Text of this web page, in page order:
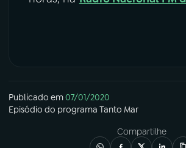
Publicado em07/01/2020
Episódio do programa Tanto Mar
Compartilhe